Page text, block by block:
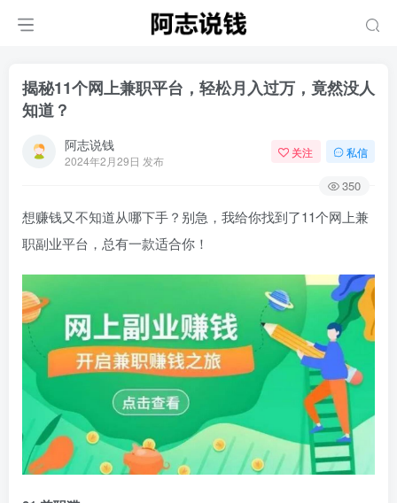
揭秘11个网上兼职平台，轻松月入过万，竟然没人
知道？
阿志说钱
2024年2月29日 发布
关注 私信
350
想赚钱又不知道从哪下手？别急，我给你找到了11个网上兼
职副业平台，总有一款适合你！